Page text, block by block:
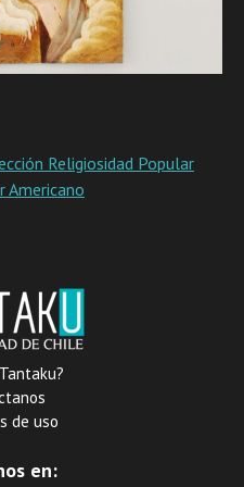
Religiosidad Popular
Americano
de uso
en: